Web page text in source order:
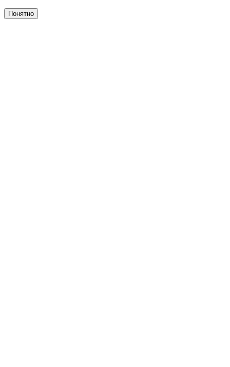
Понятно